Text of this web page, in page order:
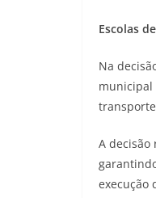
Escolas
Na
municipal
A
execução